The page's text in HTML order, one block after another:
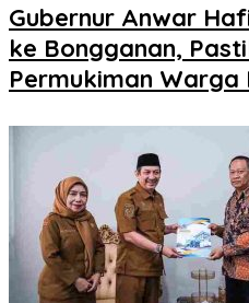
Gubernur Anwar
ke Bongganan,
Permukiman